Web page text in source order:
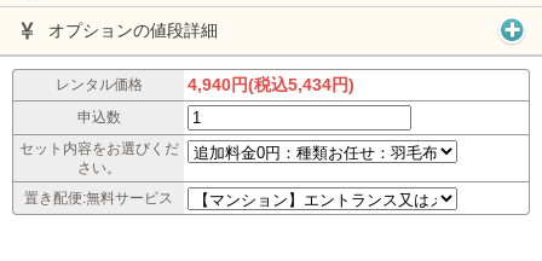
オプションの値段詳細
レンタル価格 4,940円(税込5,434円)
申込数
セット内容をお選びくだ
さい。
置き配便:無料サービス